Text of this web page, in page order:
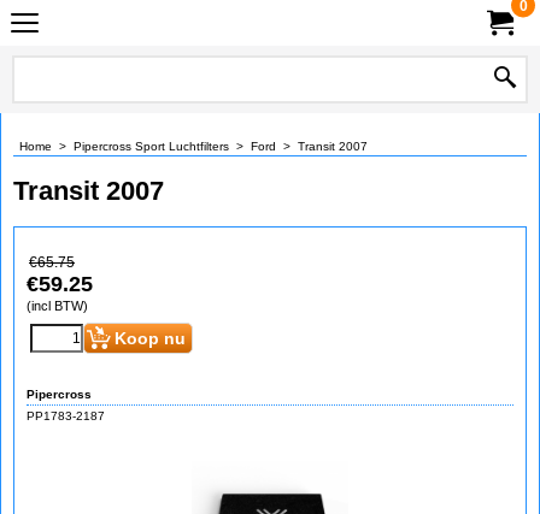
0
Home > Pipercross Sport Luchtfilters > Ford > Transit 2007
Transit 2007
€65.75
€59.25
(incl BTW)
Koop nu
Pipercross
PP1783-2187